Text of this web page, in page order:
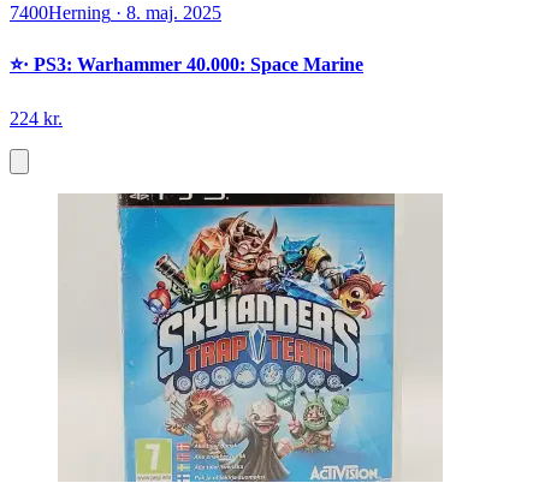
7400Herning · 8. maj. 2025
⭐️· PS3: Warhammer 40.000: Space Marine
224 kr.